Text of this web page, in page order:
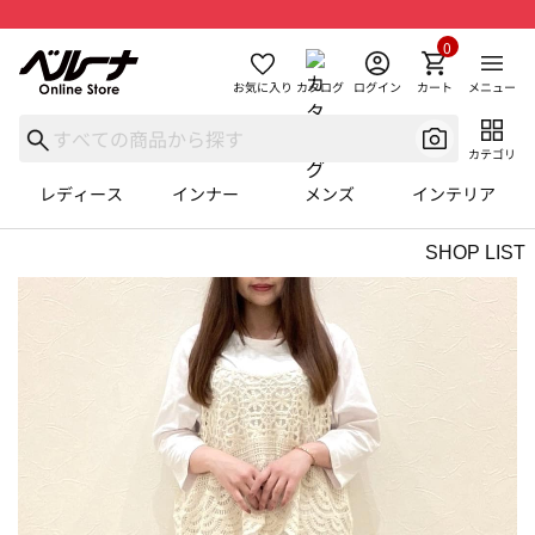
お気に入り カタログ ログイン カート
0
メニュー
カテゴリ
レディース インナー メンズ インテリア
SHOP LIST